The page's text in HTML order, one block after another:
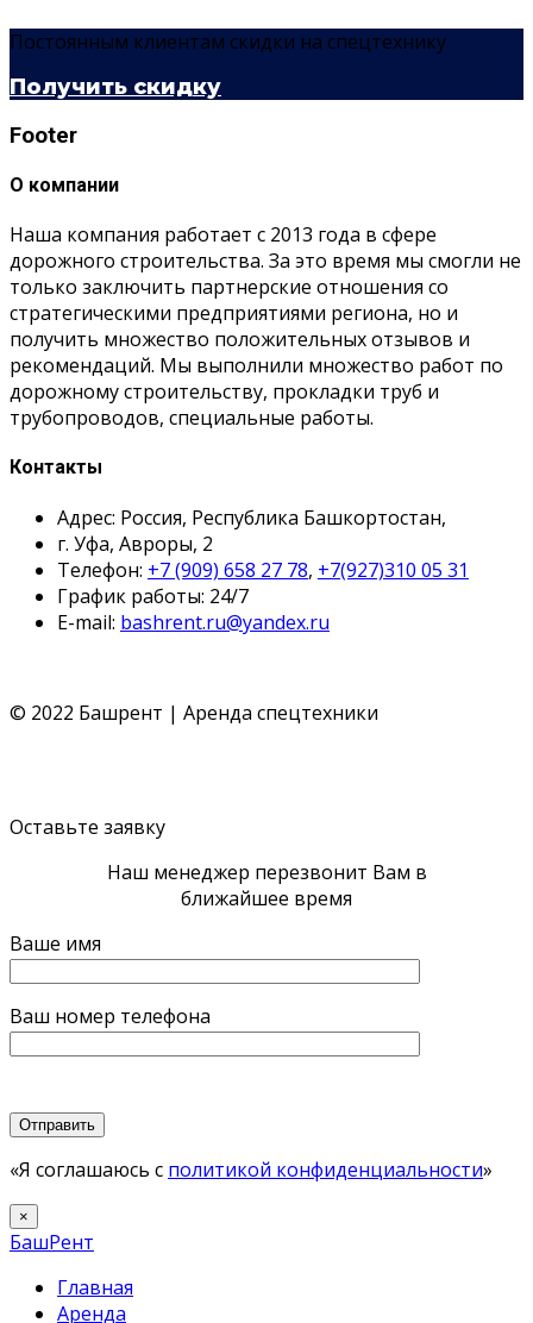
Постоянным клиентам скидки на спецтехнику
Получить скидку
Footer
О компании
Наша компания работает с 2013 года в сфере
дорожного строительства. За это время мы смогли не
только заключить партнерские отношения со
стратегическими предприятиями региона, но и
получить множество положительных отзывов и
рекомендаций. Мы выполнили множество работ по
дорожному строительству, прокладки труб и
трубопроводов, специальные работы.
Контакты
Адрес: Россия, Республика Башкортостан,
г. Уфа, Авроры, 2
Телефон: +7 (909) 658 27 78, +7(927)310 05 31
График работы: 24/7
E-mail: bashrent.ru@yandex.ru
© 2022 Башрент | Аренда спецтехники
Оставьте заявку
Наш менеджер перезвонит Вам в
ближайшее время
Ваше имя
Ваш номер телефона
«Я соглашаюсь с политикой конфиденциальности»
×
БашРент
Главная
Аренда